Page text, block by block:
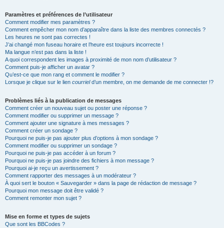
Paramètres et préférences de l’utilisateur
Comment modifier mes paramètres ?
Comment empêcher mon nom d’apparaître dans la liste des membres connectés ?
Les heures ne sont pas correctes !
J’ai changé mon fuseau horaire et l’heure est toujours incorrecte !
Ma langue n’est pas dans la liste !
A quoi correspondent les images à proximité de mon nom d’utilisateur ?
Comment puis-je afficher un avatar ?
Qu’est-ce que mon rang et comment le modifier ?
Lorsque je clique sur le lien courrield’un membre, on me demande de me connecter !?
Problèmes liés à la publication de messages
Comment créer un nouveau sujet ou poster une réponse ?
Comment modifier ou supprimer un message ?
Comment ajouter une signature à mes messages ?
Comment créer un sondage ?
Pourquoi ne puis-je pas ajouter plus d’options à mon sondage ?
Comment modifier ou supprimer un sondage ?
Pourquoi ne puis-je pas accéder à un forum ?
Pourquoi ne puis-je pas joindre des fichiers à mon message ?
Pourquoi ai-je reçu un avertissement ?
Comment rapporter des messages à un modérateur ?
À quoi sert le bouton « Sauvegarder » dans la page de rédaction de message ?
Pourquoi mon message doit être validé ?
Comment remonter mon sujet ?
Mise en forme et types de sujets
Que sont les BBCodes ?